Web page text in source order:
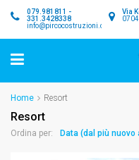
Via
079.981811 -
331.3428338
info@pircocostruzioni.com
Home Resort
Resort
Ordina per: Data (dal più nuovo